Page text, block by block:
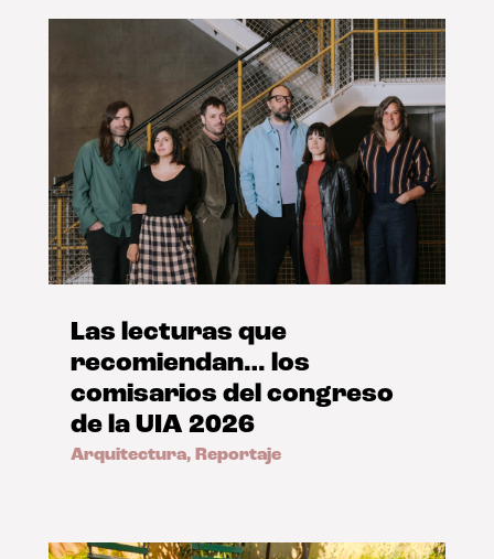
Las lecturas que
recomiendan… los
comisarios del congreso
de la UIA 2026
Arquitectura, Reportaje